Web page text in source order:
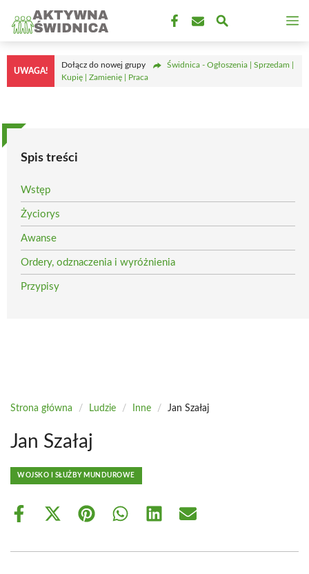
treści
UWAGA!
Dołącz do nowej grupy
Świdnica - Ogłoszenia | Sprzedam |
Kupię | Zamienię | Praca
Spis treści
Wstęp
Życiorys
Awanse
Ordery, odznaczenia i wyróżnienia
Przypisy
Strona główna / Ludzie / Inne / Jan Szałaj
Jan Szałaj
WOJSKO I SŁUŻBY MUNDUROWE
Share
Share
(Twitter)
Share Share Share Share